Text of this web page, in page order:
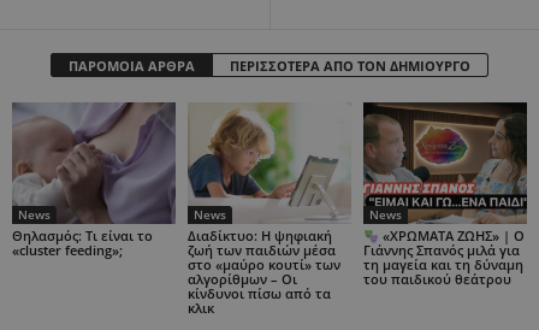
ΠΑΡΟΜΟΙΑ ΑΡΘΡΑ ΠΕΡΙΣΣΟΤΕΡΑ ΑΠΟ ΤΟΝ ΔΗΜΙΟΥΡΓΟ
News
Θηλασμός: Τι είναι το
«cluster feeding»;
News
Διαδίκτυο: Η ψηφιακή
ζωή των παιδιών μέσα
στο «μαύρο κουτί» των
αλγορίθμων – Οι
κίνδυνοι πίσω από τα
κλικ
News
«ΧΡΩΜΑΤΑ ΖΩΗΣ» | Ο
Γιάννης Σπανός μιλά για
τη μαγεία και τη δύναμη
του παιδικού θεάτρου